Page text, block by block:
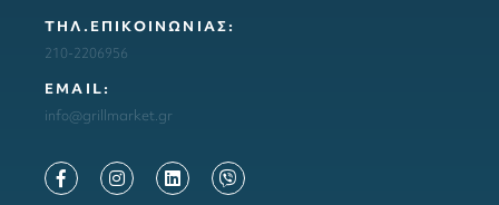
ΤΗΛ.ΕΠΙΚΟΙΝΩΝΙΑΣ:
210-2206956
ΕΜΑΙL:
info@grillmarket.gr